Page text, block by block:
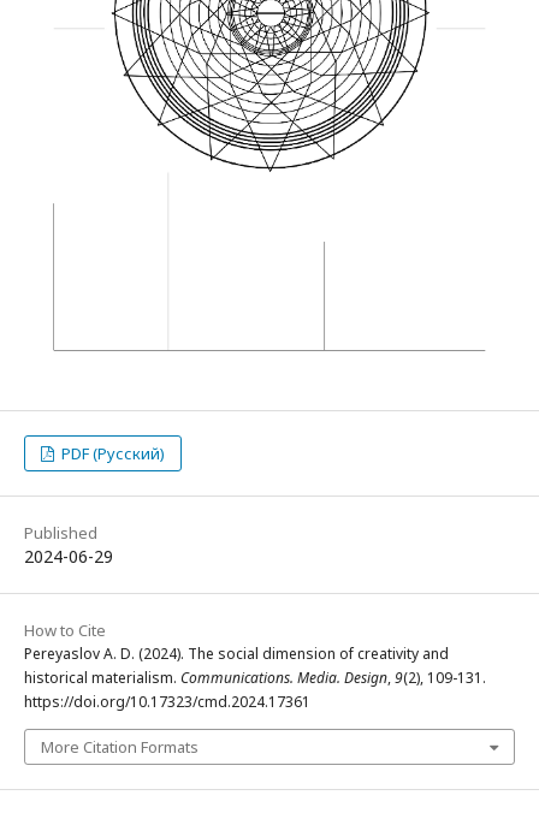
PDF (Русский)
Published
2024-06-29
How to Cite
Pereyaslov A. D. (2024). The social dimension of creativity and
historical materialism. Communications. Media. Design,9(2), 109-131.
https://doi.org/10.17323/cmd.2024.17361
More Citation Formats